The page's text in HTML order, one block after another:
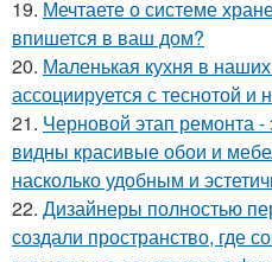
19. Мечтаете о системе
впишется в ваш дом?
20. Маленькая кухня в
ассоциируется с теснотой и
21. Черновой этап ремонта
видны красивые обои и
насколько удобным и
22. Дизайнеры полностью
создали пространство, где